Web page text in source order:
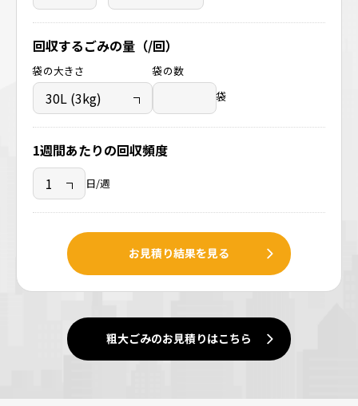
回収するごみの量（/回）
袋の大きさ
袋の数
袋
1週間あたりの回収頻度
日/週
お見積り結果を見る
粗大ごみのお見積りはこちら